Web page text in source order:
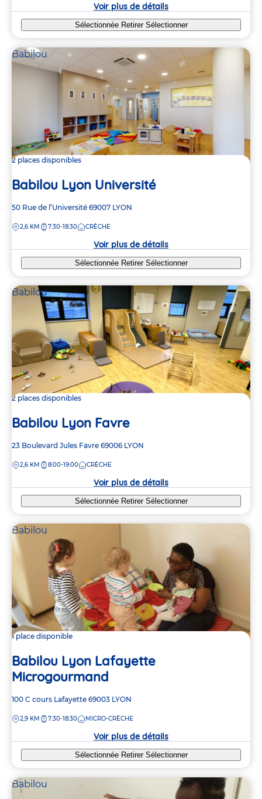
Voir plus de détails
Sélectionnée Retirer Sélectionner
Babilou
2 places disponibles
Babilou Lyon Université
Adresse
la
50 Rue de l’Université 69007 LYON
DISTANCE
2,6 KM 7:30-18:30 CRÈCHE
Voir plus de détails
Sélectionnée Retirer Sélectionner
Babilou
2 places disponibles
Babilou Lyon Favre
Adresse
la
23 Boulevard Jules Favre 69006 LYON
DISTANCE
2,6 KM 8:00-19:00 CRÈCHE
Voir plus de détails
Sélectionnée Retirer Sélectionner
Babilou
1 place disponible
Babilou Lyon Lafayette
Microgourmand
Adresse
la
100 C cours Lafayette 69003 LYON
DISTANCE
2,9 KM 7:30-18:30 MICRO-CRÈCHE
Voir plus de détails
Sélectionnée Retirer Sélectionner
Babilou